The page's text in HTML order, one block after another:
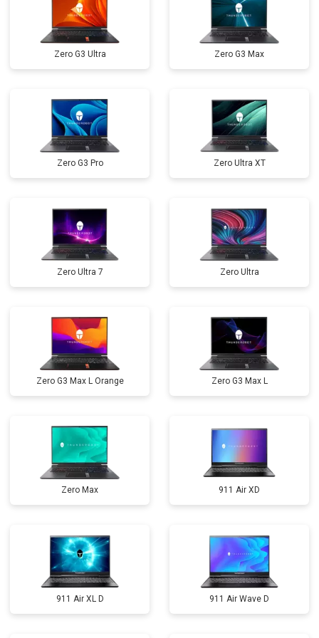
Замена оперативной памяти от 1100 ₽ Заказать
Прошивка BIOS от 1500 ₽ Заказать
Замена северного моста от 3500 ₽
Zero G3 Ultra Zero G3 Max
Zero G3 Pro Zero Ultra XT
Zero Ultra 7 Zero Ultra
Zero G3 Max L Orange Zero G3 Max L
Zero Max 911 Air XD
911 Air XL D 911 Air Wave D